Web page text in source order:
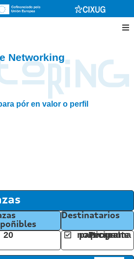
Networking
pór en valor o perfil
20
Destinatarios
Persoal participante no programa